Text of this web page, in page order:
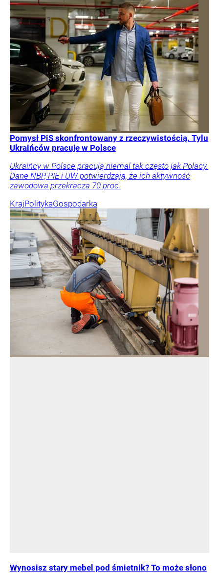
Pomysł PiS skonfrontowany z rzeczywistością. Tylu
Ukraińców pracuje w Polsce
Ukraińcy w Polsce pracują niemal tak często jak Polacy.
Dane NBP, PIE i UW potwierdzają, że ich aktywność
zawodowa przekracza 70 proc.
KrajPolitykaGospodarka
Wynosisz stary mebel pod śmietnik? To może słono